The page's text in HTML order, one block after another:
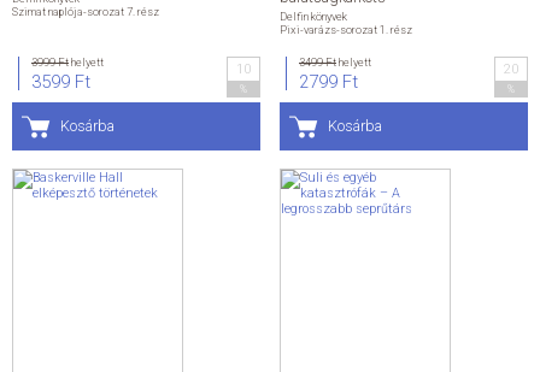
Szimat naplója-sorozat 7. rész
3999 Fthelyett
3599 Ft
10
Kosárba
Delfin könyvek
Pixi-varázs-sorozat 1. rész
3499 Fthelyett
2799 Ft
20
Kosárba